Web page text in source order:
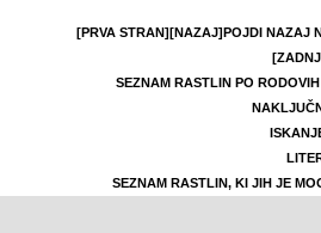
[PRVA STRAN][NAZAJ]POJDI NAZAJ
SEZNAM RASTLIN PO RODOVIH|
SEZNAM RASTLIN, KI JIH JE